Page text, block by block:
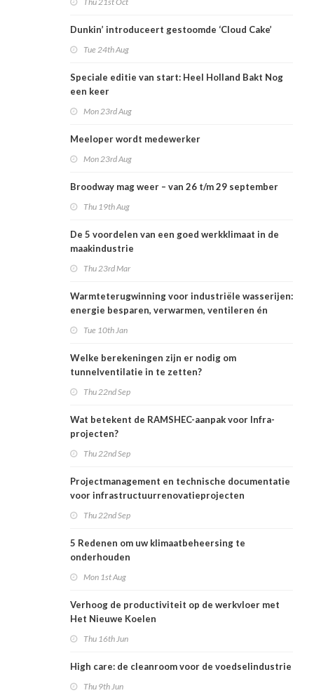
Dunkin’ introduceert gestoomde ‘Cloud Cake’
Tue 24th Aug
Speciale editie van start: Heel Holland Bakt Nog
een keer
Mon 23rd Aug
Meeloper wordt medewerker
Mon 23rd Aug
Broodway mag weer – van 26 t/m 29 september
Thu 19th Aug
De 5 voordelen van een goed werkklimaat in de
maakindustrie
Thu 23rd Mar
Warmteterugwinning voor industriële wasserijen:
energie besparen, verwarmen, ventileren én
Tue 10th Jan
Welke berekeningen zijn er nodig om
tunnelventilatie in te zetten?
Thu 22nd Sep
Wat betekent de RAMSHEC-aanpak voor Infra-
projecten?
Thu 22nd Sep
Projectmanagement en technische documentatie
voor infrastructuurrenovatieprojecten
Thu 22nd Sep
5 Redenen om uw klimaatbeheersing te
onderhouden
Mon 1st Aug
Verhoog de productiviteit op de werkvloer met
Het Nieuwe Koelen
Thu 16th Jun
High care: de cleanroom voor de voedselindustrie
Thu 9th Jun